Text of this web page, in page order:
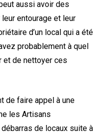
aussi avoir des
entourage et leur
d’un local qui a été
probablement à quel
et de nettoyer ces
de faire appel à une
les Artisans
de locaux suite à